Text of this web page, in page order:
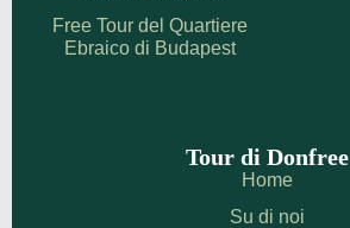
Free Tour del Quartiere
Ebraico di Budapest
Tour di Donfree
Home
Su di noi